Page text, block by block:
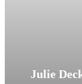
Julie